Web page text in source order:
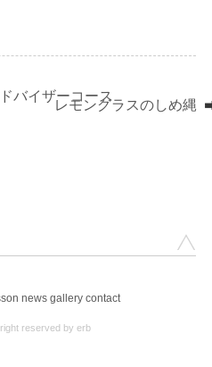
バイザーコース
レモングラスのしめ縄
news gallery contact
reserved by erb